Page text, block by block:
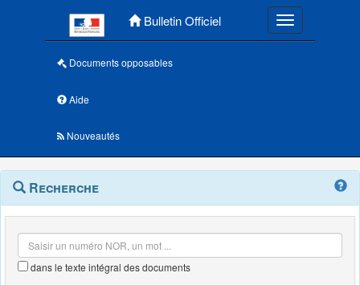
Bulletin Officiel Toggle
Documents opposables
Aide
Nouveautés
Navigation
outils
Menu
contextuel
Recherche
dans le texte intégral des documents